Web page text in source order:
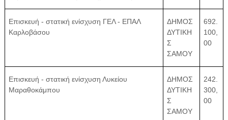
Επισκευή - στατική ενίσχυση ΓΕΛ - ΕΠΑΛ
Καρλοβάσου
ΔΗΜΟΣ
ΔΥΤΙΚΗ
Σ
ΣΑΜΟΥ
692.
100,
00
Επισκευή - στατική ενίσχυση Λυκείου
Μαραθοκάμπου
ΔΗΜΟΣ
ΔΥΤΙΚΗ
Σ
ΣΑΜΟΥ
242.
300,
00